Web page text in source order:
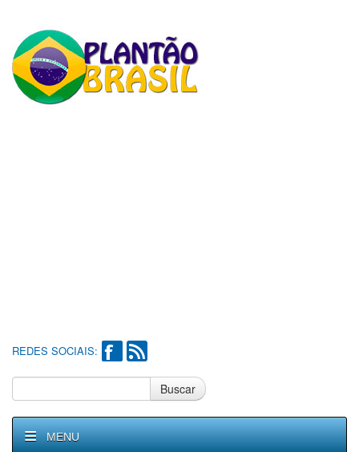
REDES SOCIAIS:
Buscar
MENU